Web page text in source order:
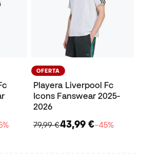
OFERTA
Playera Liverpool Fc
Icons Fanswear 2025-
2026
79,99 €43,99 €−45%